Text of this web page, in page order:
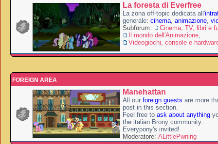
La foresta di Everfree
La zona off-topic dedicata all'
generale: cinema, animazione,
Subforum:
Cinema, TV, libri e
Il mondo dell'Animazione,
Videogiochi, console e
FOREIGN AREA
Manehattan
All our foreign guests are more
post in this section.
Feel free to ask about anything
the italian Brony community.
Everypony's invited!
Moderatore: ALittlePwning